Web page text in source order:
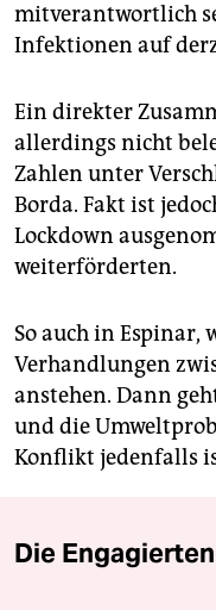
mitverantwortlich
Infektionen auf
Ein direkter
allerdings nicht
Zahlen unter
Borda. Fakt ist
Lockdown
weiterförderten.
So auch in Espinar,
Verhandlungen
anstehen. Dann
und die
Konflikt jedenfalls
Die